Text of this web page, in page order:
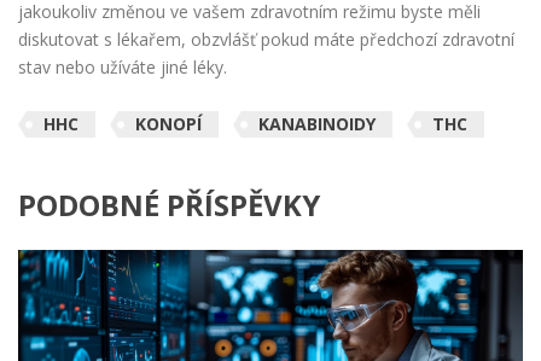
jakoukoliv změnou ve vašem zdravotním režimu byste měli
diskutovat s lékařem, obzvlášť pokud máte předchozí zdravotní
stav nebo užíváte jiné léky.
HHC KONOPÍ KANABINOIDY THC
PODOBNÉ PŘÍSPĚVKY